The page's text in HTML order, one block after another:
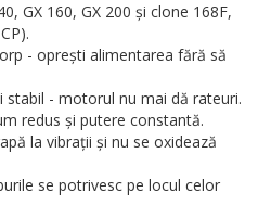
GX 160, GX 200 și clone 168F,
- oprești alimentarea fără să
stabil - motorul nu mai dă rateuri.
redus și putere constantă.
la vibrații și nu se oxidează
se potrivesc pe locul celor